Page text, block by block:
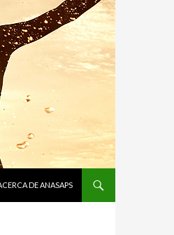
DE ANASAPS